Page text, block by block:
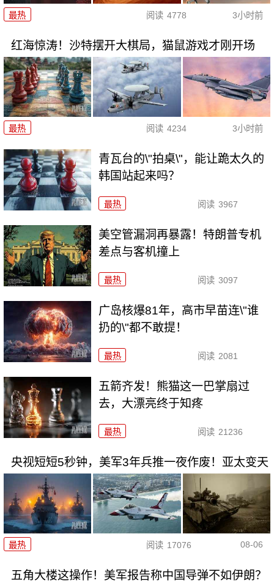
最热 阅读 4778 3小时前
红海惊涛！沙特摆开大棋局，猫鼠游戏才刚开场
最热 阅读 4234 3小时前
青瓦台的\"拍桌\"，能让跪太久的
韩国站起来吗？
最热 阅读 3967
美空管漏洞再暴露！特朗普专机
差点与客机撞上
最热 阅读 3097
广岛核爆81年，高市早苗连\"谁
扔的\"都不敢提！
最热 阅读 2081
五箭齐发！熊猫这一巴掌扇过
去，大漂亮终于知疼
最热 阅读 21236
央视短短5秒钟，美军3年兵推一夜作废！亚太变天
最热 阅读 17076 08-06
五角大楼这操作！美军报告称中国导弹不如伊朗？